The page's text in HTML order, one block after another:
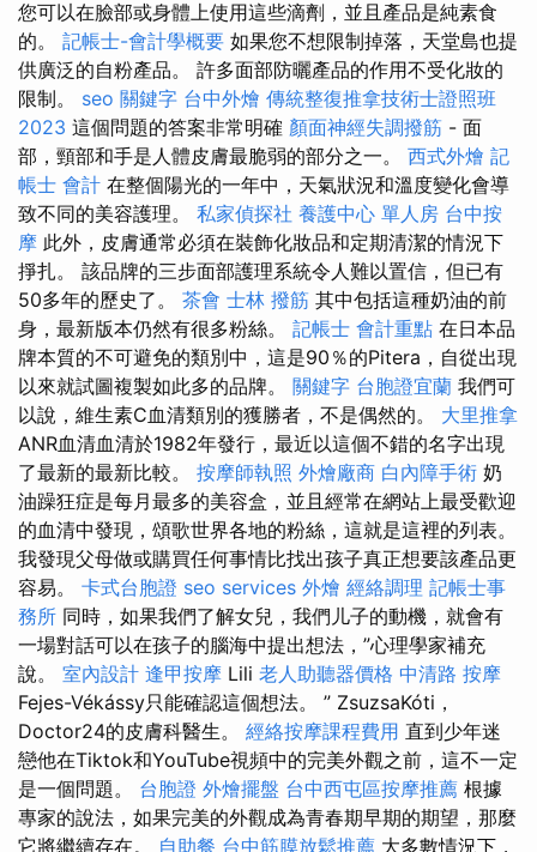
您可以在臉部或身體上使用這些滴劑，並且產品是純素食
的。 記帳士-會計學概要 如果您不想限制掉落，天堂島也提
供廣泛的自粉產品。 許多面部防曬產品的作用不受化妝的
限制。 seo 關鍵字 台中外燴 傳統整復推拿技術士證照班
2023 這個問題的答案非常明確 顏面神經失調撥筋 - 面
部，頸部和手是人體皮膚最脆弱的部分之一。 西式外燴 記
帳士 會計 在整個陽光的一年中，天氣狀況和溫度變化會導
致不同的美容護理。 私家偵探社 養護中心 單人房 台中按
摩 此外，皮膚通常必須在裝飾化妝品和定期清潔的情況下
掙扎。 該品牌的三步面部護理系統令人難以置信，但已有
50多年的歷史了。 茶會 士林 撥筋 其中包括這種奶油的前
身，最新版本仍然有很多粉絲。 記帳士 會計重點 在日本品
牌本質的不可避免的類別中，這是90％的Pitera，自從出現
以來就試圖複製如此多的品牌。 關鍵字 台胞證宜蘭 我們可
以說，維生素C血清類別的獲勝者，不是偶然的。 大里推拿
ANR血清血清於1982年發行，最近以這個不錯的名字出現
了最新的最新比較。 按摩師執照 外燴廠商 白內障手術 奶
油躁狂症是每月最多的美容盒，並且經常在網站上最受歡迎
的血清中發現，頌歌世界各地的粉絲，這就是這裡的列表。
我發現父母做或購買任何事情比找出孩子真正想要該產品更
容易。 卡式台胞證 seo services 外燴 經絡調理 記帳士事
務所 同時，如果我們了解女兒，我們儿子的動機，就會有
一場對話可以在孩子的腦海中提出想法，”心理學家補充
說。 室內設計 逢甲按摩 Lili 老人助聽器價格 中清路 按摩
Fejes-Vékássy只能確認這個想法。 ” ZsuzsaKóti，
Doctor24的皮膚科醫生。 經絡按摩課程費用 直到少年迷
戀他在Tiktok和YouTube視頻中的完美外觀之前，這不一定
是一個問題。 台胞證 外燴擺盤 台中西屯區按摩推薦 根據
專家的說法，如果完美的外觀成為青春期早期的期望，那麼
它將繼續存在。 自助餐 台中筋膜放鬆推薦 大多數情況下，